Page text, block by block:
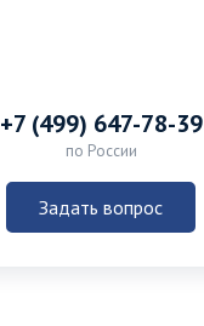
+7 (499) 647-78-39
по России
Задать вопрос